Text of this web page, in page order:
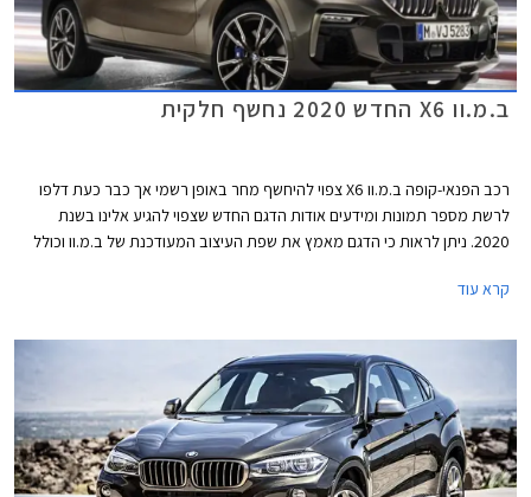
ב.מ.וו X6 החדש 2020 נחשף חלקית
רכב הפנאי-קופה ב.מ.וו X6 צפוי להיחשף מחר באופן רשמי אך כבר כעת דלפו
לרשת מספר תמונות ומידעים אודות הדגם החדש שצפוי להגיע אלינו בשנת
2020. ניתן לראות כי הדגם מאמץ את שפת העיצוב המעודכנת של ב.מ.וו וכולל
לזהות גופי תאורה צרים המעצימים את אפקט הרוחב ומעליהם ספוילר אחורי
הגלגלים ובכתפיים.
קרא עוד